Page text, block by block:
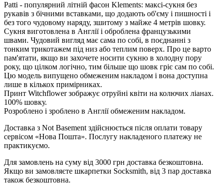
Patti - популярний літній фасон Klements: максі-сукня без
рукавів з бічними вставками, що додають об'єму і пишності і
без того чудовому наряду, зшитому з майже 4 метрів шовку.
Сукня виготовлена в Англії і оброблена французькими
швами. Чудовий вигляд має сама по собі, в поєднанні з
тонким трикотажем під низ або теплим поверх. Про це варто
пам'ятати, якщо ви захочете носити сукню в холодну пору
року, що цілком логічно, тим більше що шовк гріє сам по собі.
Цю модель випущено обмеженим накладом і вона доступна
лише в кількох примірниках.
Принт Witchflower зображує отруйні квіти на колючих ліанах.
100% шовку.
Розроблено і зроблено в Англії обмеженим накладом.
Доставка з Not Basement здійснюється після оплати товару
сервісом «Нова Пошта». Послугу накладеного платежу не
практикуємо.
Для замовлень на суму від 3000 грн доставка безкоштовна.
Якщо ви замовляєте шкарпетки Socksmith, від 3 пар доставка
також безкоштовна.